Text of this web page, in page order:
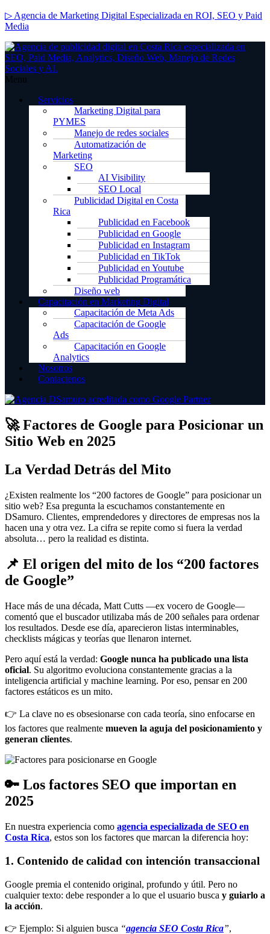
▷ Agencia de Marketing Digital Especializada en ROI, SEO y Paid
Media
Menu
Servicios
Marketing Digital para
PYMES
Manejo de redes sociales
Automatización de
Marketing
SEO
AI Visibility
SEO Local
Publicidad Digital en Costa
Rica
Publicidad en Facebook
Publicidad en Google
Publicidad en Instagram
Publicidad en TikTok
Publicidad en Youtube
Publicidad Programática
Diseño web
Capacitación en Marketing Digital
Capacitación de Meta Ads
Capacitación de Google
Ads
Capacitación en Google
Analytics
Nosotros
Contactenos
🚀 Factores de Google para Posicionar un
Sitio Web en 2025
La Verdad Detrás del Mito
¿Existen realmente los “200 factores de Google” para posicionar un
sitio web? Esa pregunta la escuchamos constantemente en
DSamuro. Clientes, emprendedores y directores de empresas nos la
hacen una y otra vez. La cifra se repite como si fuera la verdad
absoluta… pero la realidad es distinta.
📌 El origen del mito de los “200 factores
de Google”
Hace más de una década, Matt Cutts —ex vocero de Google—
comentó que el buscador utilizaba más de 200 señales para ordenar
los resultados. Desde ese día, aparecieron listas interminables,
checklists mágicas y teorías que llenaron internet.
Pero aquí está la verdad: Google nunca ha publicado una lista
oficial. Su algoritmo evoluciona constantemente gracias a la
inteligencia artificial y machine learning. Por eso, pensar en 200
factores estáticos es un mito.
👉 La clave no es obsesionarse con cada teoría, sino enfocarse en
los factores que realmente mueven la aguja del posicionamiento y
generan clientes.
🔑 Los factores SEO que importan en
2025
En nuestra experiencia como agencia especializada de SEO en
Costa Rica, estos son los factores que marcan la diferencia hoy:
1. Contenido de calidad con intención transaccional
Google premia el contenido original, profundo y útil. Pero no
cualquier texto: debe responder a lo que el usuario busca y guiarlo a
la acción.
👉 Ejemplo: Si alguien busca “agencia SEO Costa Rica”,